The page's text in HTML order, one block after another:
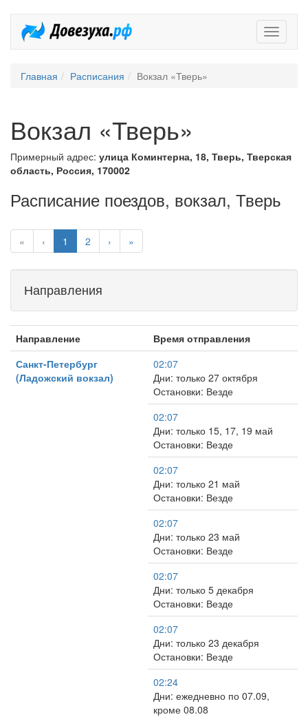
Главная Расписания Вокзал «Тверь»
Вокзал «Тверь»
Примерный адрес: улица Коминтерна, 18, Тверь, Тверская
область, Россия, 170002
Расписание поездов, вокзал, Тверь
« ‹ 1 2 › »
Направления
Направление
Время отправления
Санкт-Петербург
(Ладожский вокзал)
02:07
Дни: только 27 октября
Остановки: Везде
02:07
Дни: только 15, 17, 19 май
Остановки: Везде
02:07
Дни: только 21 май
Остановки: Везде
02:07
Дни: только 23 май
Остановки: Везде
02:07
Дни: только 5 декабря
Остановки: Везде
02:07
Дни: только 23 декабря
Остановки: Везде
02:24
Дни: ежедневно по 07.09,
кроме 08.08